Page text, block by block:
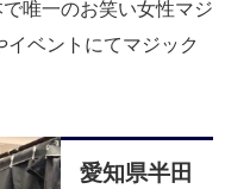
唯一のお笑い女性マジ
ベントにてマジック
愛知県半田